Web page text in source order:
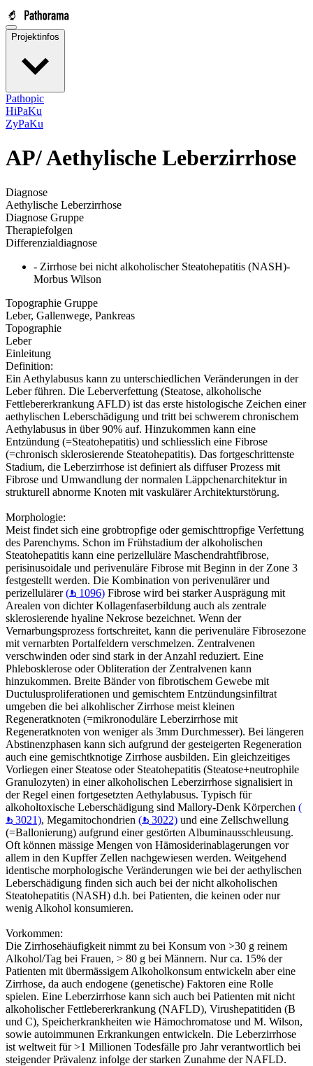
Projektinfos
Pathopic
HiPaKu
ZyPaKu
AP/Aethylische Leberzirrhose
Diagnose
Aethylische Leberzirrhose
Diagnose Gruppe
Therapiefolgen
Differenzialdiagnose
- Zirrhose bei nicht alkoholischer Steatohepatitis (NASH)-
Morbus Wilson
Topographie Gruppe
Leber, Gallenwege, Pankreas
Topographie
Leber
Einleitung
Definition:
Ein Aethylabusus kann zu unterschiedlichen Veränderungen in der
Leber führen. Die Leberverfettung (Steatose, alkoholische
Fettlebererkrankung AFLD) ist das erste histologische Zeichen einer
aethylischen Leberschädigung und tritt bei schwerem chronischem
Aethylabusus in über 90% auf. Hinzukommen kann eine
Entzündung (=Steatohepatitis) und schliesslich eine Fibrose
(=chronisch sklerosierende Steatohepatitis). Das fortgeschrittenste
Stadium, die Leberzirrhose ist definiert als diffuser Prozess mit
Fibrose und Umwandlung der normalen Läppchenarchitektur in
strukturell abnorme Knoten mit vaskulärer Architekturstörung.
Morphologie:
Meist findet sich eine grobtropfige oder gemischttropfige Verfettung
des Parenchyms. Schon im Frühstadium der alkoholischen
Steatohepatitis kann eine perizelluläre Maschendrahtfibrose,
perisinusoidale und perivenuläre Fibrose mit Beginn in der Zone 3
festgestellt werden. Die Kombination von perivenulärer und
perizellulärer( 1096) Fibrose wird bei starker Ausprägung mit
Arealen von dichter Kollagenfaserbildung auch als zentrale
sklerosierende hyaline Nekrose bezeichnet. Wenn der
Vernarbungsprozess fortschreitet, kann die perivenuläre Fibrosezone
mit vernarbten Portalfeldern verschmelzen. Zentralvenen
verschwinden oder sind stark in der Anzahl reduziert. Eine
Phlebosklerose oder Obliteration der Zentralvenen kann
hinzukommen. Breite Bänder von fibrotischem Gewebe mit
Ductulusproliferationen und gemischtem Entzündungsinfiltrat
umgeben die bei alkohlischer Zirrhose meist kleinen
Regeneratknoten (=mikronoduläre Leberzirrhose mit
Regeneratknoten von weniger als 3mm Durchmesser). Bei längeren
Abstinenzphasen kann sich aufgrund der gesteigerten Regeneration
auch eine gemischtknotige Zirrhose ausbilden. Ein gleichzeitiges
Vorliegen einer Steatose oder Steatohepatitis (Steatose+neutrophile
Granulozyten) in einer alkoholischen Leberzirrhose signalisiert in
der Regel einen fortgesetzten Aethylabusus. Typisch für
alkoholtoxische Leberschädigung sind Mallory-Denk Körperchen (
3021), Megamitochondrien ( 3022) und eine Zellschwellung
(=Ballonierung) aufgrund einer gestörten Albuminausschleusung.
Oft können mässige Mengen von Hämosiderinablagerungen vor
allem in den Kupffer Zellen nachgewiesen werden. Weitgehend
identische morphologische Veränderungen wie bei der aethylischen
Leberschädigung finden sich auch bei der nicht alkoholischen
Steatohepatitis (NASH) d.h. bei Patienten, die keinen oder nur
wenig Alkohol konsumieren.
Vorkommen:
Die Zirrhosehäufigkeit nimmt zu bei Konsum von >30 g reinem
Alkohol/Tag bei Frauen, > 80 g bei Männern. Nur ca. 15% der
Patienten mit übermässigem Alkoholkonsum entwickeln aber eine
Zirrhose, da auch endogene (genetische) Faktoren eine Rolle
spielen. Eine Leberzirrhose kann sich auch bei Patienten mit nicht
alkoholischer Fettlebererkrankung (NAFLD), Virushepatitiden (B
und C), Speicherkrankheiten wie Hämochromatose und M. Wilson,
sowie autoimmunen Erkrankungen entwickeln. Die Leberzirrhose
ist weltweit für >1 Millionen Todesfälle pro Jahr verantwortlich bei
steigender Prävalenz infolge der starken Zunahme der NAFLD.